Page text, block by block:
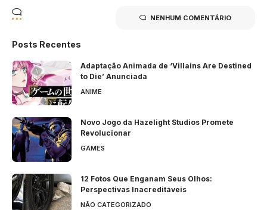
NENHUM COMENTÁRIO
Posts Recentes
Adaptação Animada de ‘Villains Are Destined
to Die’ Anunciada
ANIME
Novo Jogo da Hazelight Studios Promete
Revolucionar
GAMES
12 Fotos Que Enganam Seus Olhos:
Perspectivas Inacreditáveis
NÃO CATEGORIZADO